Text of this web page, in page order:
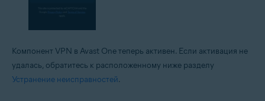
Компонент VPN в Avast One теперь активен. Если активация не
удалась, обратитесь к расположенному ниже разделу
Устранение неисправностей.